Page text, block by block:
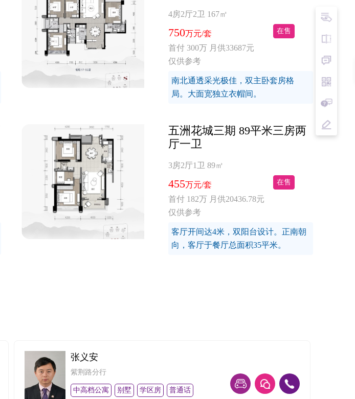
4房2厅2卫 167㎡
750万元/套 在售
首付 300万 月供33687元
仅供参考
南北通透采光极佳，双主卧套房格
局。大面宽独立衣帽间。
五洲花城三期 89平米三房两
厅一卫
3房2厅1卫 89㎡
455万元/套 在售
首付 182万 月供20436.78元
仅供参考
客厅开间达4米，双阳台设计。正南朝
向，客厅于餐厅总面积35平米。
张义安
紫荆路分行
中高档公寓 别墅 学区房 普通话